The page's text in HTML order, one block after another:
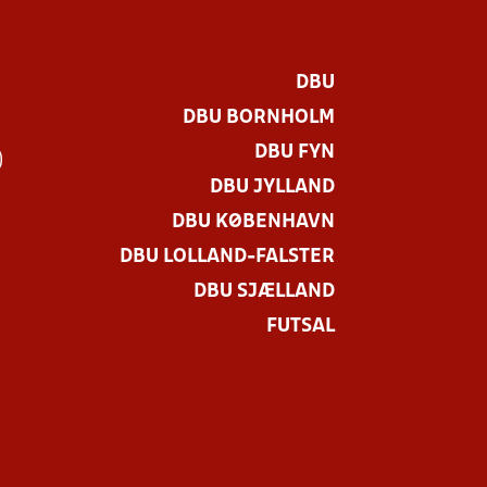
DBU
DBU BORNHOLM
DBU FYN
DBU JYLLAND
DBU KØBENHAVN
DBU LOLLAND-FALSTER
DBU SJÆLLAND
FUTSAL